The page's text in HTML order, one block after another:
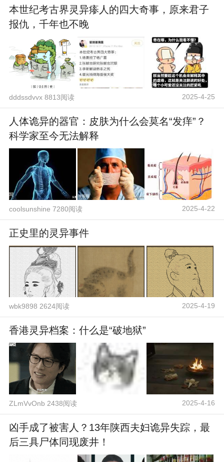
本世纪考古界灵异瘆人的四大奇事，原来君子
报仇，千年也不晚
dddssdvvx 8813阅读 2025-4-25
人体诡异的器官：皮肤为什么会莫名“发痒”？
科学家至今无法解释
coolsunshine 7280阅读 2025-4-22
正史里的灵异事件
wbk9898 2624阅读 2025-4-19
香港灵异档案：什么是“破地狱”
ZLmVvOnb 2438阅读 2025-4-16
凶手成了被害人？13年陕西夫妇诡异失踪，最
后三具尸体同现废井！